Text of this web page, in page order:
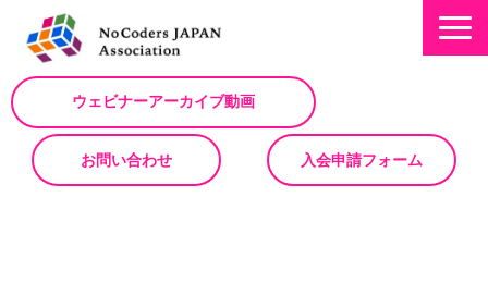
ウェビナーアーカイブ動画
お問い合わせ 入会申請フォーム